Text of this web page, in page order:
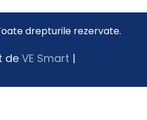
drepturile rezervate.
deVE Smart |